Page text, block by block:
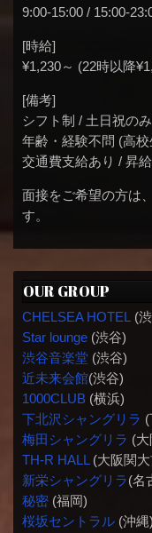
9:00-15:00 / 15:00-
[時給]
¥1,230～ (22時以降
[備考]
シフト制 / 土日祝の
年齢・経験不問 (高校
交通費支給あり / 昇
面接をご希望の方は、
す。
OUR GROUP
CHELSEA HOTEL (
Star lounge(渋谷)
渋谷音楽堂(渋谷)
近未来会館(渋谷)
1000CLUB(横浜)
下北沢シャングリラ
梅田シャングリラ (大
TH-R HALL(大阪関大
新栄シャングリラ(名
秘密(福岡)
桜坂セントラル(沖縄)